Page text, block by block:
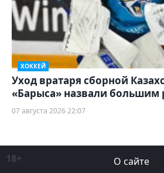
ХОККЕЙ
Уход вратаря сборной
«Барыса» назвали большим
07 августа 2026 22:07
18+ О сайте